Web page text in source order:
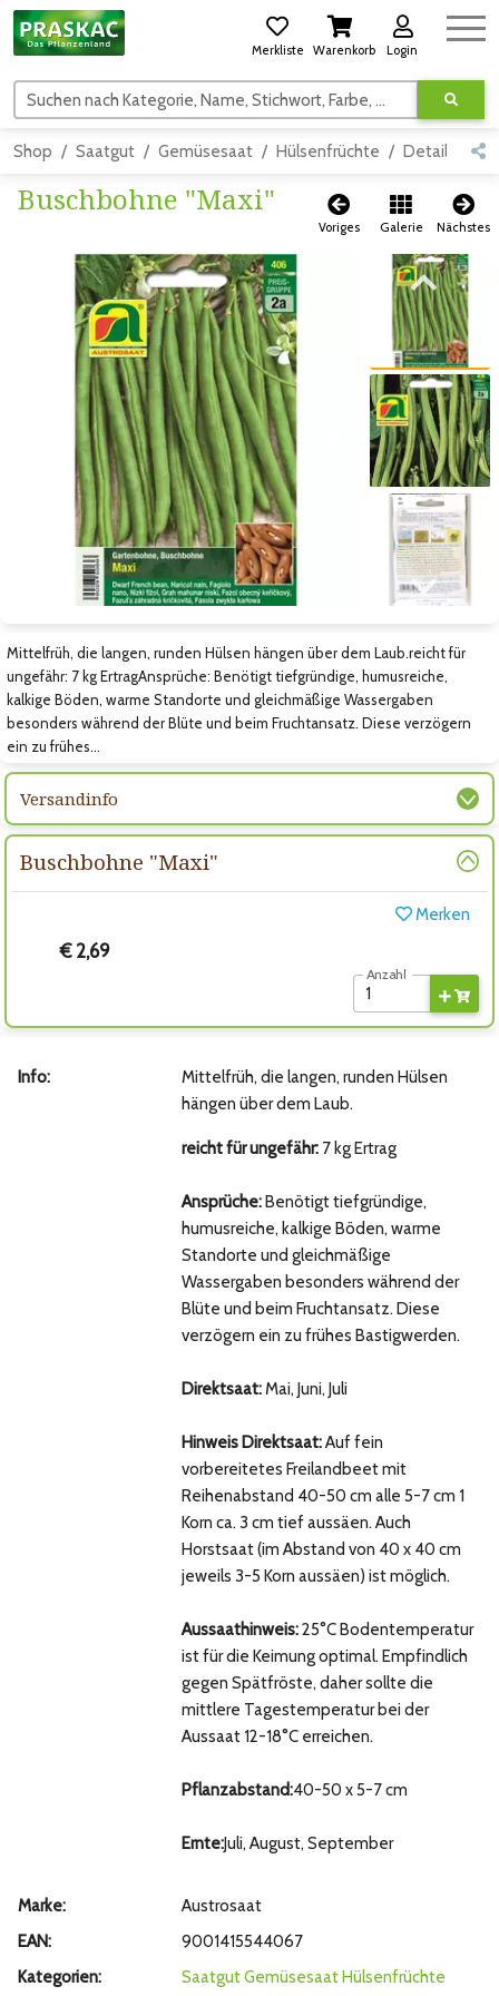
Merkliste Warenkorb Login
Suchen nach Kategorie, Name, Stichwort, Farbe, usw.
Shop Saatgut Gemüsesaat Hülsenfrüchte Detail
Buschbohne "Maxi"
Voriges Galerie Nächstes
Zum vorigen Bild Zum nächsten Bild
Zum vorigen Bild
Zum nächsten Bild
Mittelfrüh, die langen, runden Hülsen hängen über dem Laub.reicht für
ungefähr: 7 kg ErtragAnsprüche: Benötigt tiefgründige, humusreiche,
kalkige Böden, warme Standorte und gleichmäßige Wassergaben
besonders während der Blüte und beim Fruchtansatz. Diese verzögern
ein zu frühes…
Versandinfo
Buschbohne "Maxi"
Merken
€ 2,69
Anzahl
Info:
Mittelfrüh, die langen, runden Hülsen
hängen über dem Laub.
reicht für ungefähr: 7 kg Ertrag
Ansprüche: Benötigt tiefgründige,
humusreiche, kalkige Böden, warme
Standorte und gleichmäßige
Wassergaben besonders während der
Blüte und beim Fruchtansatz. Diese
verzögern ein zu frühes Bastigwerden.
Direktsaat:Mai, Juni, Juli
Hinweis Direktsaat:Auf fein
vorbereitetes Freilandbeet mit
Reihenabstand 40-50 cm alle 5-7 cm 1
Korn ca. 3 cm tief aussäen. Auch
Horstsaat (im Abstand von 40 x 40 cm
jeweils 3-5 Korn aussäen) ist möglich.
Aussaathinweis:25°C Bodentemperatur
ist für die Keimung optimal. Empfindlich
gegen Spätfröste, daher sollte die
mittlere Tagestemperatur bei der
Aussaat 12-18°C erreichen.
Pflanzabstand:40-50 x 5-7 cm
Ernte:Juli, August, September
Marke:
Austrosaat
EAN:
9001415544067
Kategorien:
SaatgutGemüsesaat Hülsenfrüchte